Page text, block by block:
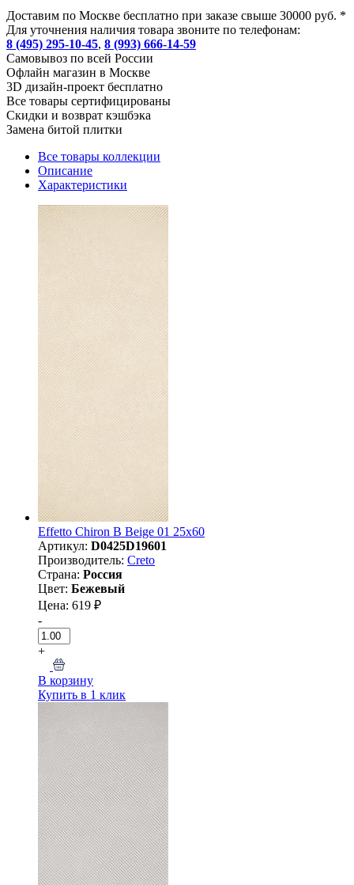
Доставим по Москве бесплатно при заказе свыше 30000 руб. *
Для уточнения наличия товара звоните по телефонам:
8 (495) 295-10-45, 8 (993) 666-14-59
Cамовывоз по всей России
Офлайн магазин в Москве
3D дизайн-проект бесплатно
Все товары сертифицированы
Скидки и возврат кэшбэка
Замена битой плитки
Все товары коллекции
Описание
Характеристики
Effetto Chiron B Beige 01 25х60
Артикул: D0425D19601
Производитель: Creto
Страна: Россия
Цвет: Бежевый
Цена: 619 ₽
-
+
В корзину
Купить в 1 клик